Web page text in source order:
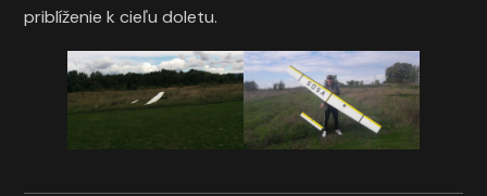
priblíženie k cieľu doletu.